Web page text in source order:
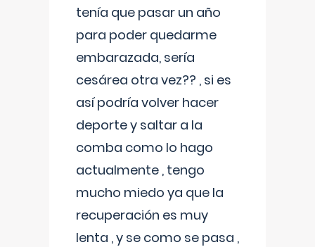
tenía que pasar un año
para poder quedarme
embarazada, sería
cesárea otra vez?? , si es
así podría volver hacer
deporte y saltar a la
comba como lo hago
actualmente , tengo
mucho miedo ya que la
recuperación es muy
lenta , y se como se pasa ,